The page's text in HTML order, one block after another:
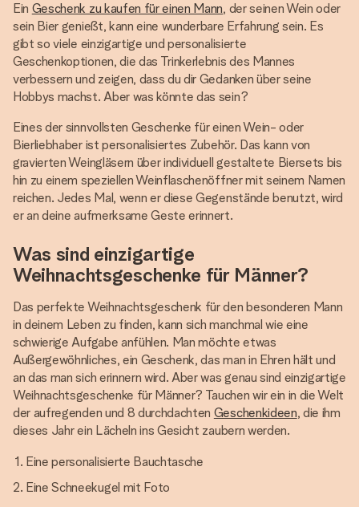
Ein Geschenk zu kaufen für einen Mann, der seinen Wein oder
sein Bier genießt, kann eine wunderbare Erfahrung sein. Es
gibt so viele einzigartige und personalisierte
Geschenkoptionen, die das Trinkerlebnis des Mannes
verbessern und zeigen, dass du dir Gedanken über seine
Hobbys machst. Aber was könnte das sein?
Eines der sinnvollsten Geschenke für einen Wein- oder
Bierliebhaber ist personalisiertes Zubehör. Das kann von
gravierten Weingläsern über individuell gestaltete Biersets bis
hin zu einem speziellen Weinflaschenöffner mit seinem Namen
reichen. Jedes Mal, wenn er diese Gegenstände benutzt, wird
er an deine aufmerksame Geste erinnert.
Was sind einzigartige
Weihnachtsgeschenke für Männer?
Das perfekte Weihnachtsgeschenk für den besonderen Mann
in deinem Leben zu finden, kann sich manchmal wie eine
schwierige Aufgabe anfühlen. Man möchte etwas
Außergewöhnliches, ein Geschenk, das man in Ehren hält und
an das man sich erinnern wird. Aber was genau sind einzigartige
Weihnachtsgeschenke für Männer? Tauchen wir ein in die Welt
der aufregenden und 8 durchdachten Geschenkideen, die ihm
dieses Jahr ein Lächeln ins Gesicht zaubern werden.
Eine personalisierte Bauchtasche
Eine Schneekugel mit Foto